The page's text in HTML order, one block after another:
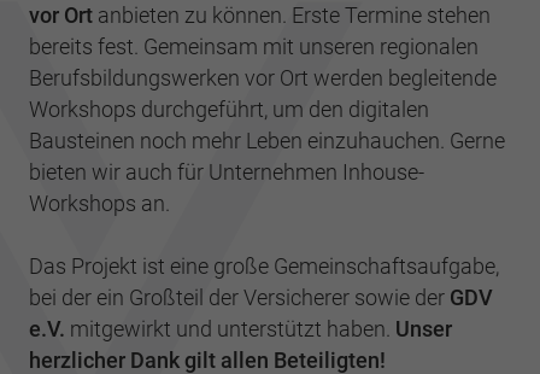
vor Ortanbieten zu können. Erste Termine stehen
bereits fest. Gemeinsam mit unseren regionalen
Berufsbildungswerken vor Ort werden begleitende
Workshops durchgeführt, um den digitalen
Bausteinen noch mehr Leben einzuhauchen. Gerne
bieten wir auch für Unternehmen Inhouse-
Workshops an.
Das Projekt ist eine große Gemeinschaftsaufgabe,
bei der ein Großteil der Versicherer sowie der GDV
e.V. mitgewirkt und unterstützt haben. Unser
herzlicher Dank gilt allen Beteiligten!